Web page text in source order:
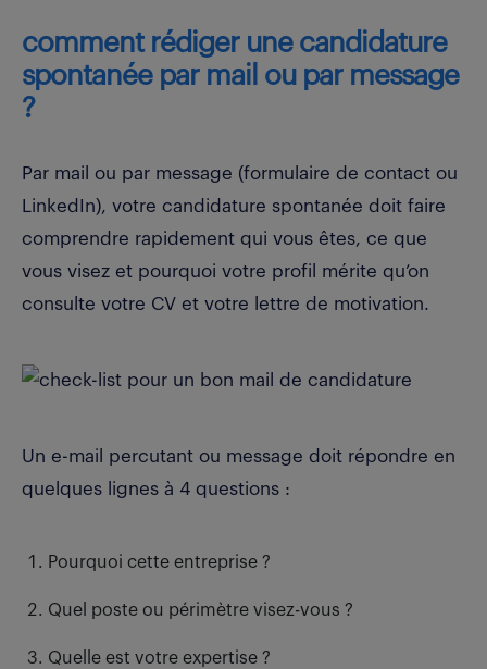
comment rédiger une candidature
spontanée par mail ou par message
?
Par mail ou par message (formulaire de contact ou
LinkedIn), votre candidature spontanée doit faire
comprendre rapidement qui vous êtes, ce que
vous visez et pourquoi votre profil mérite qu’on
consulte votre CV et votre lettre de motivation.
Un e-mail percutant ou message doit répondre en
quelques lignes à 4 questions :
Pourquoi cette entreprise ?
Quel poste ou périmètre visez-vous ?
Quelle est votre expertise ?